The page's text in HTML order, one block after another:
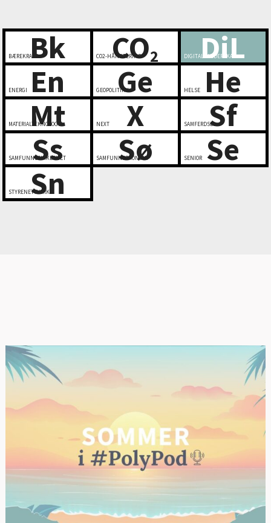
Bk
BÆREKRAFT CO2
CO2-HÅNDTERING DiL
DIGITALT LEDERSKAP
En
ENERGI Ge
GEOPOLITIKK He
HELSE
Mt
MATERIALTEKNOLOGI X
NEXT Sf
SAMFERDSEL
Ss
SAMFUNNSSIKKERHET Sø
SAMFUNNSØKONOMI Se
SENIOR
Sn
STYRENETTVERK